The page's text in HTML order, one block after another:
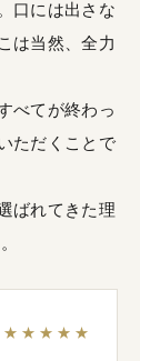
口には出さな
は当然、全力
べてが終わっ
ただくことで
ばれてきた理
★★★★★